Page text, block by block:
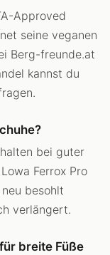
Approved
seine veganen
Berg-freunde.at
kannst du
bei guter
Ferrox Pro
besohlt
verlängert.
breite Füße